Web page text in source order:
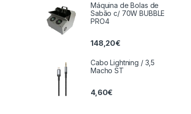
Máquina de Bolas de
Sabão c/ 70W BUBBLE
PRO4
148,20€
Cabo Lightning / 3,5
Macho ST
4,60€